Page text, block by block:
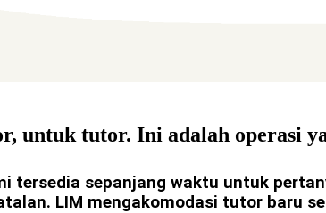
untuk tutor. Ini adalah operasi
tersedia sepanjang waktu untuk
LIM mengakomodasi tutor baru